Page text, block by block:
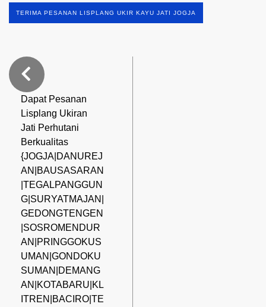
TERIMA PESANAN LISPLANG UKIR KAYU JATI JOGJA
Dapat Pesanan
Lisplang Ukiran
Jati Perhutani
Berkualitas
{JOGJA|DANUREJ
AN|BAUSASARAN
|TEGALPANGGUN
G|SURYATMAJAN|
GEDONGTENGEN
|SOSROMENDUR
AN|PRINGGOKUS
UMAN|GONDOKU
SUMAN|DEMANG
AN|KOTABARU|KL
ITREN|BACIRO|TE